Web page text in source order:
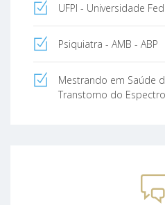
UFPI - Universidade
Psiquiatra - AMB - ABP
Mestrando em Saúde
Transtorno do Espectro